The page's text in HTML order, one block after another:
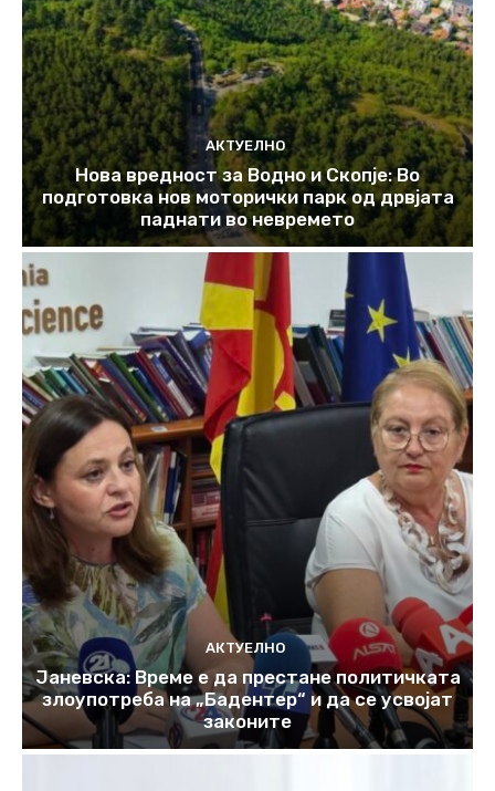
АКТУЕЛНО
Нова вредност за Водно и Скопје: Во
подготовка нов моторички парк од дрвјата
паднати во невремето
АКТУЕЛНО
Јаневска: Време е да престане политичката
злоупотреба на „Бадентер“ и да се усвојат
законите